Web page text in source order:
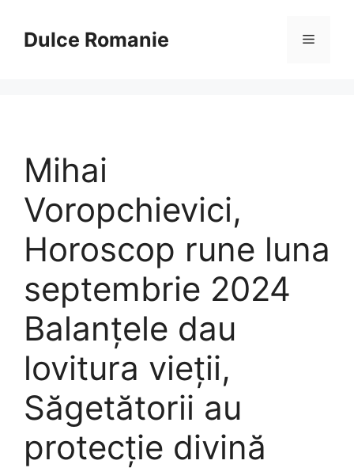
conținutDulce Romanie Meniu
Mihai
Voropchievici,
Horoscop rune luna
septembrie 2024
Balanțele dau
lovitura vieții,
Săgetătorii au
protecție divină